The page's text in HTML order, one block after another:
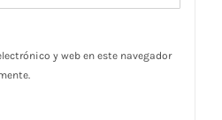
y web en este navegador